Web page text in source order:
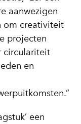
aanwezigen
om creativiteit
projecten
circulariteit
en
een